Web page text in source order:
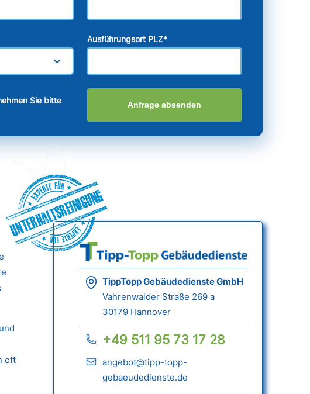
Ausführungsort PLZ*
Sie bitte
Anfrage absenden
Unterhaltsreinigung
TippTopp Gebäudedienste GmbH
Vahrenwalder Straße 269 a
30179 Hannover
+49 511 95 73 17 28
angebot@tipp-topp-
gebaeudedienste.de
oft